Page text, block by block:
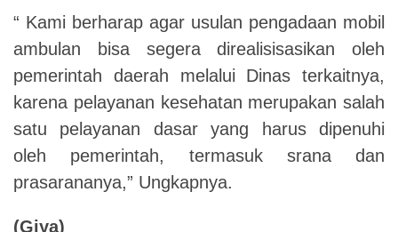
“ Kami berharap agar usulan pengadaan mobil
ambulan bisa segera direalisisasikan oleh
pemerintah daerah melalui Dinas terkaitnya,
karena pelayanan kesehatan merupakan salah
satu pelayanan dasar yang harus dipenuhi
oleh pemerintah, termasuk srana dan
prasarananya,” Ungkapnya.
(Giya)